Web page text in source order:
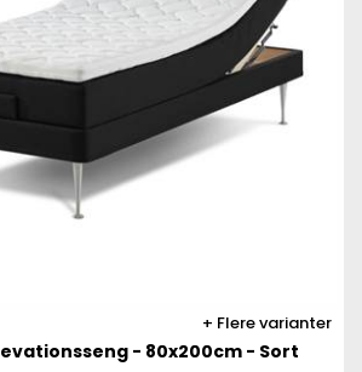
Flere varianter
- 80x200cm - Sort